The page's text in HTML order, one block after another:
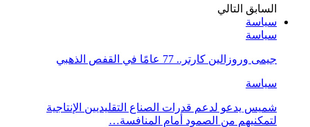
السابق التالي
سياسة
سياسة
جيمى وروزالين كارتر.. 77 عامًا في القفص الذهبي
سياسة
شميس يدعو لدعم قدرات الصناع التقليديين الإنتاجية
لتمكنيهم من الصمود أمام المنافسة…